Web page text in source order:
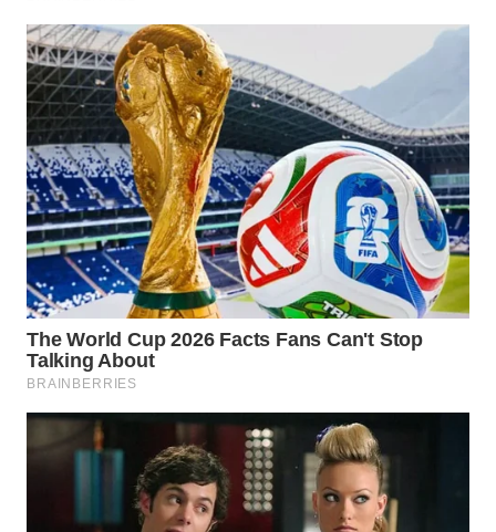
BEKASI
WN
BOGOR
WN
DEPOK
WN
TAPANULI
UTARA
WN
SAMOSIR